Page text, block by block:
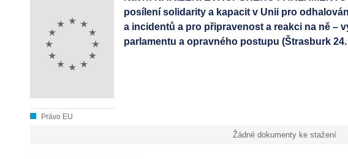
Právo EU
posílení solidarity a kapacit v Unii pro
a incidentů a pro připravenost a reakci na ně –
parlamentu a opravného postupu (Štrasburk
Žádné dokumenty ke stažení